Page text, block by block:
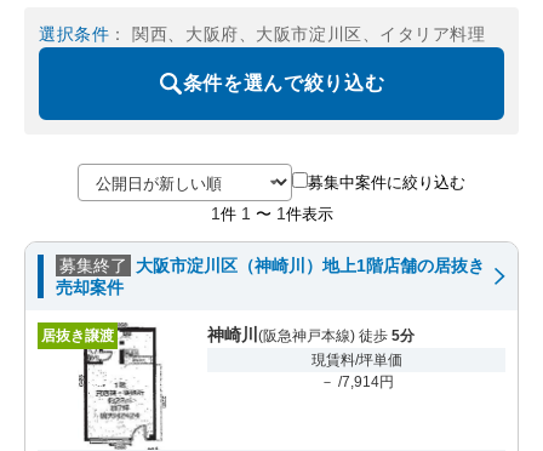
選択条件 ： 関西、大阪府、大阪市淀川区、イタリア料理
条件を選んで絞り込む
募集中案件に絞り込む
1 件 1 〜 1 件表示
募集終了
大阪市淀川区（神崎川）地上1階店舗の居抜き
売却案件
居抜き譲渡 神崎川 (阪急神戸本線) 徒歩 5分
現賃料/坪単価
－ /7,914円